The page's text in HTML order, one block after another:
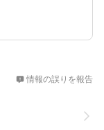
情報の誤りを報告